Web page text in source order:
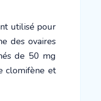
utilisé pour
des ovaires
de 50 mg
clomifène et